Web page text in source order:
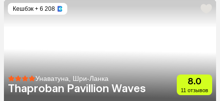
Кешбэк + 6 208
Унаватуна, Шри-Ланка
Thaproban Pavillion Waves
8.0
11 отзывов